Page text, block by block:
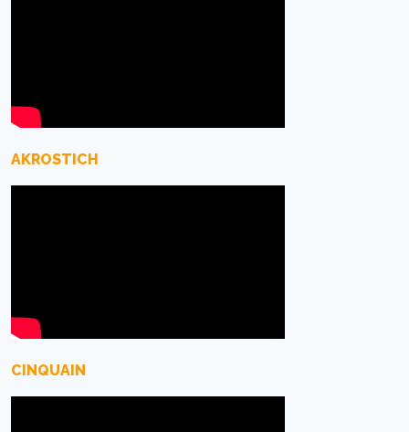
AKROSTICH
CINQUAIN